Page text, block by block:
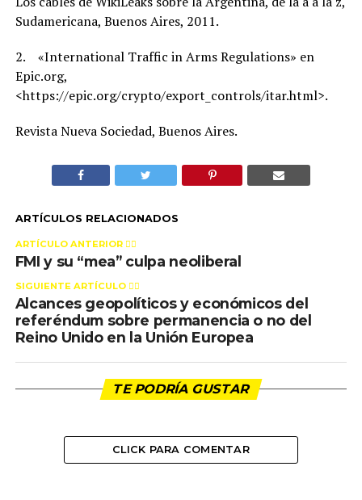
Sudamericana, Buenos Aires, 2011.
2. «International Traffic in Arms Regulations» en
Epic.org,
<https://epic.org/crypto/export_controls/itar.html>.
Revista Nueva Sociedad, Buenos Aires.
ARTÍCULOS RELACIONADOS
ARTÍCULO ANTERIOR 👉🏻
FMI y su “mea” culpa neoliberal
SIGUIENTE ARTÍCULO 👈🏻
Alcances geopolíticos y económicos del
referéndum sobre permanencia o no del
Reino Unido en la Unión Europea
TE PODRÍA GUSTAR
CLICK PARA COMENTAR